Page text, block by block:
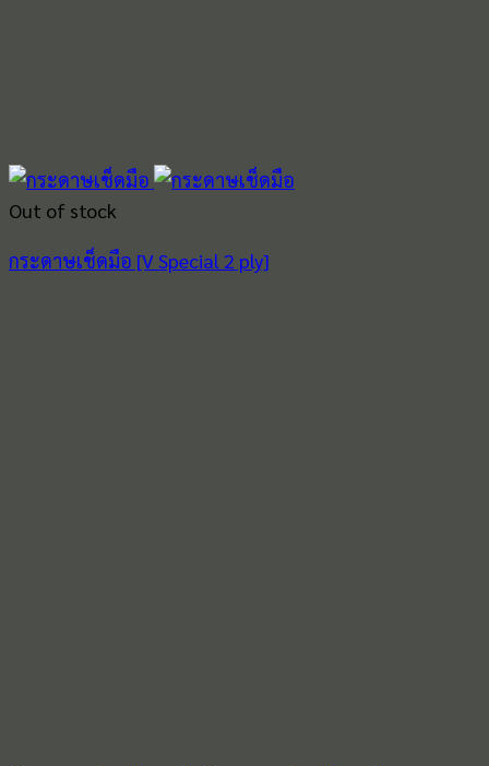
Out of stock
กระดาษเช็ดมือ [V Special 2 ply]